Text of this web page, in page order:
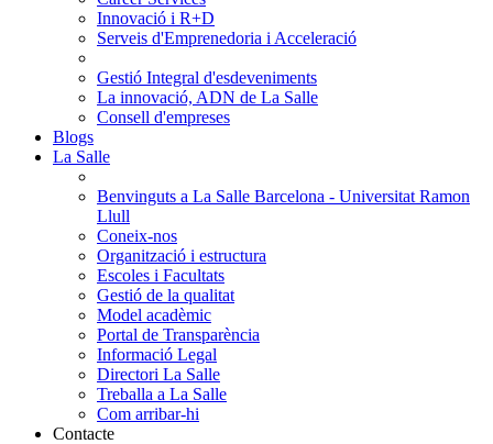
Innovació i R+D
Serveis d'Emprenedoria i Acceleració
Gestió Integral d'esdeveniments
La innovació, ADN de La Salle
Consell d'empreses
Blogs
La Salle
Benvinguts a La Salle Barcelona - Universitat Ramon
Llull
Coneix-nos
Organització i estructura
Escoles i Facultats
Gestió de la qualitat
Model acadèmic
Portal de Transparència
Informació Legal
Directori La Salle
Treballa a La Salle
Com arribar-hi
Contacte